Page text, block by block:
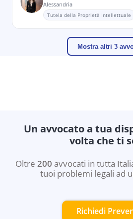
Alessandria
Tutela della Proprietà Intellettuale
Mostra altri 3
Un avvocato a tua
volta che ti
Oltre 200 avvocati in tutta
tuoi problemi legali ad
Richiedi